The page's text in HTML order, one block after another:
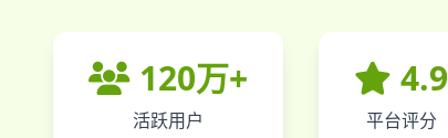
120万+
活跃用户
4.9
平台评分